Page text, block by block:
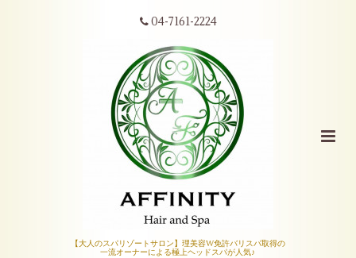
04-7161-2224
【大人のスパリゾートサロン】理美容W免許バリスパ取得の
一流オーナーによる極上ヘッドスパが人気♪